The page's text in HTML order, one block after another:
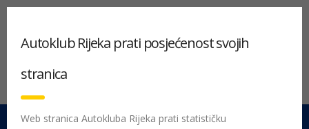
Autoklub Rijeka prati posjećenost svojih
stranica
Web stranica Autokluba Rijeka prati statističku